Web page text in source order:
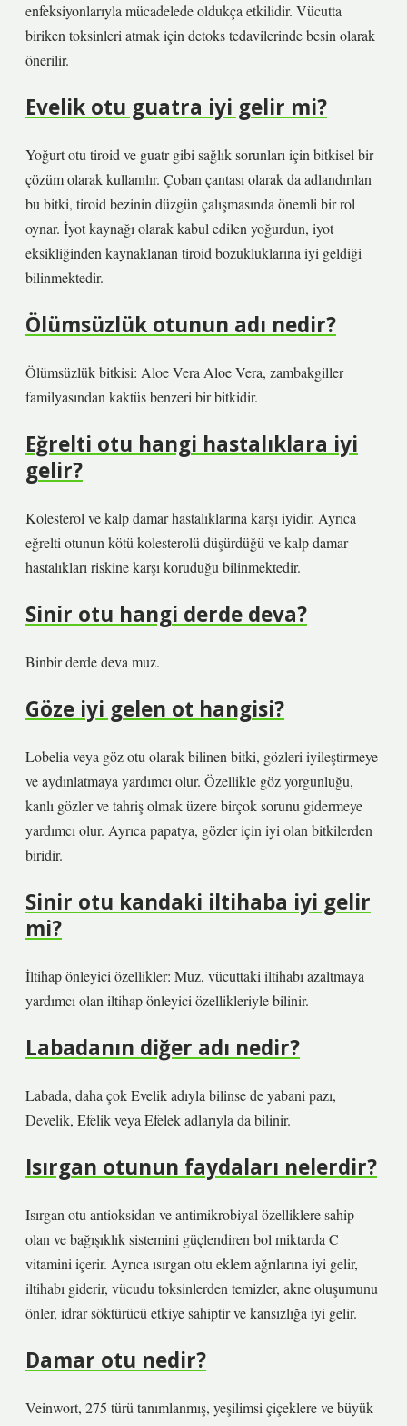
enfeksiyonlarıyla mücadelede oldukça etkilidir. Vücutta
biriken toksinleri atmak için detoks tedavilerinde besin olarak
önerilir.
Evelik otu guatra iyi gelir mi?
Yoğurt otu tiroid ve guatr gibi sağlık sorunları için bitkisel bir
çözüm olarak kullanılır. Çoban çantası olarak da adlandırılan
bu bitki, tiroid bezinin düzgün çalışmasında önemli bir rol
oynar. İyot kaynağı olarak kabul edilen yoğurdun, iyot
eksikliğinden kaynaklanan tiroid bozukluklarına iyi geldiği
bilinmektedir.
Ölümsüzlük otunun adı nedir?
Ölümsüzlük bitkisi: Aloe Vera Aloe Vera, zambakgiller
familyasından kaktüs benzeri bir bitkidir.
Eğrelti otu hangi hastalıklara iyi
gelir?
Kolesterol ve kalp damar hastalıklarına karşı iyidir. Ayrıca
eğrelti otunun kötü kolesterolü düşürdüğü ve kalp damar
hastalıkları riskine karşı koruduğu bilinmektedir.
Sinir otu hangi derde deva?
Binbir derde deva muz.
Göze iyi gelen ot hangisi?
Lobelia veya göz otu olarak bilinen bitki, gözleri iyileştirmeye
ve aydınlatmaya yardımcı olur. Özellikle göz yorgunluğu,
kanlı gözler ve tahriş olmak üzere birçok sorunu gidermeye
yardımcı olur. Ayrıca papatya, gözler için iyi olan bitkilerden
biridir.
Sinir otu kandaki iltihaba iyi gelir
mi?
İltihap önleyici özellikler: Muz, vücuttaki iltihabı azaltmaya
yardımcı olan iltihap önleyici özellikleriyle bilinir.
Labadanın diğer adı nedir?
Labada, daha çok Evelik adıyla bilinse de yabani pazı,
Develik, Efelik veya Efelek adlarıyla da bilinir.
Isırgan otunun faydaları nelerdir?
Isırgan otu antioksidan ve antimikrobiyal özelliklere sahip
olan ve bağışıklık sistemini güçlendiren bol miktarda C
vitamini içerir. Ayrıca ısırgan otu eklem ağrılarına iyi gelir,
iltihabı giderir, vücudu toksinlerden temizler, akne oluşumunu
önler, idrar söktürücü etkiye sahiptir ve kansızlığa iyi gelir.
Damar otu nedir?
Veinwort, 275 türü tanımlanmış, yeşilimsi çiçeklere ve büyük